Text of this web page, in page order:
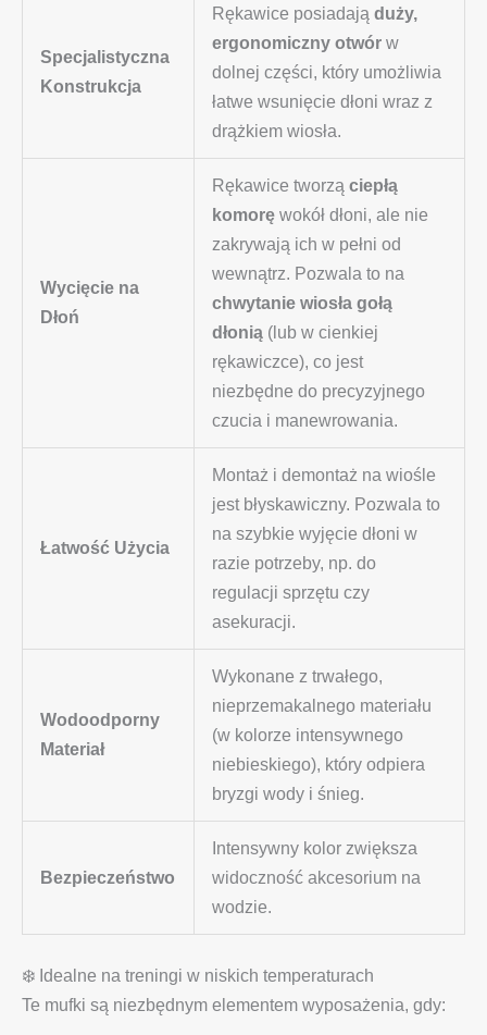
Specjalistyczna
Konstrukcja
Rękawice posiadająduży,
ergonomiczny otwór w
dolnej części, który umożliwia
łatwe wsunięcie dłoni wraz z
drążkiem wiosła.
Wycięcie na
Dłoń
Rękawice tworząciepłą
komorę wokół dłoni, ale nie
zakrywają ich w pełni od
wewnątrz. Pozwala to na
chwytanie wiosła gołą
dłonią (lub w cienkiej
rękawiczce), co jest
niezbędne do precyzyjnego
czucia i manewrowania.
Łatwość Użycia
Montaż i demontaż na wiośle
jest błyskawiczny. Pozwala to
na szybkie wyjęcie dłoni w
razie potrzeby, np. do
regulacji sprzętu czy
asekuracji.
Wodoodporny
Materiał
Wykonane z trwałego,
nieprzemakalnego materiału
(w kolorze intensywnego
niebieskiego), który odpiera
bryzgi wody i śnieg.
Bezpieczeństwo
Intensywny kolor zwiększa
widoczność akcesorium na
wodzie.
❄️ Idealne na treningi w niskich temperaturach
Te mufki są niezbędnym elementem wyposażenia, gdy: